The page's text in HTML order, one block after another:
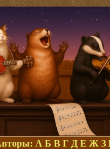
А Б В Г Д Е Ж З